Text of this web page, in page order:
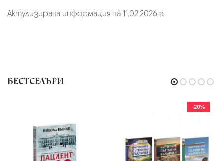
Актулизирана информация на 11.02.2026 г.
БЕСТСЕЛЪРИ
-20%